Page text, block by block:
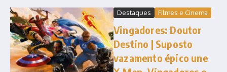
Destaques Filmes e Cinema
Vingadores: Doutor
Destino | Suposto
vazamento épico une